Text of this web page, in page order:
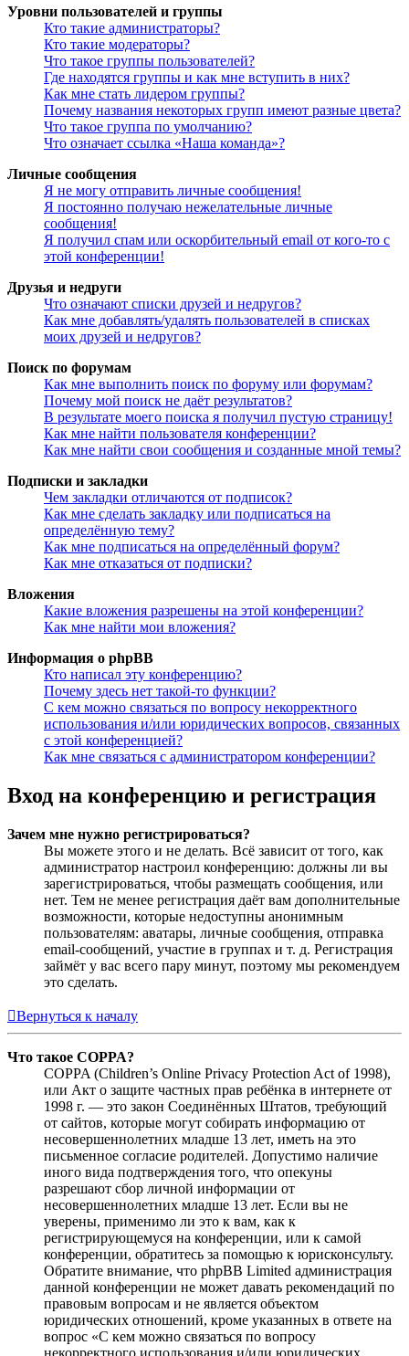
Уровни пользователей и группы
Кто такие администраторы?
Кто такие модераторы?
Что такое группы пользователей?
Где находятся группы и как мне вступить в них?
Как мне стать лидером группы?
Почему названия некоторых групп имеют разные цвета?
Что такое группа по умолчанию?
Что означает ссылка «Наша команда»?
Личные сообщения
Я не могу отправить личные сообщения!
Я постоянно получаю нежелательные личные
сообщения!
Я получил спам или оскорбительный email от кого-то с
этой конференции!
Друзья и недруги
Что означают списки друзей и недругов?
Как мне добавлять/удалять пользователей в списках
моих друзей и недругов?
Поиск по форумам
Как мне выполнить поиск по форуму или форумам?
Почему мой поиск не даёт результатов?
В результате моего поиска я получил пустую страницу!
Как мне найти пользователя конференции?
Как мне найти свои сообщения и созданные мной темы?
Подписки и закладки
Чем закладки отличаются от подписок?
Как мне сделать закладку или подписаться на
определённую тему?
Как мне подписаться на определённый форум?
Как мне отказаться от подписки?
Вложения
Какие вложения разрешены на этой конференции?
Как мне найти мои вложения?
Информация о phpBB
Кто написал эту конференцию?
Почему здесь нет такой-то функции?
С кем можно связаться по вопросу некорректного
использования и/или юридических вопросов, связанных
с этой конференцией?
Как мне связаться с администратором конференции?
Вход на конференцию и регистрация
Зачем мне нужно регистрироваться?
Вы можете этого и не делать. Всё зависит от того, как
администратор настроил конференцию: должны ли вы
зарегистрироваться, чтобы размещать сообщения, или
нет. Тем не менее регистрация даёт вам дополнительные
возможности, которые недоступны анонимным
пользователям: аватары, личные сообщения, отправка
email-сообщений, участие в группах и т. д. Регистрация
займёт у вас всего пару минут, поэтому мы рекомендуем
это сделать.
Вернуться к началу
Что такое COPPA?
COPPA (Children’s Online Privacy Protection Act of 1998),
или Акт о защите частных прав ребёнка в интернете от
1998 г. — это закон Соединённых Штатов, требующий
от сайтов, которые могут собирать информацию от
несовершеннолетних младше 13 лет, иметь на это
письменное согласие родителей. Допустимо наличие
иного вида подтверждения того, что опекуны
разрешают сбор личной информации от
несовершеннолетних младше 13 лет. Если вы не
уверены, применимо ли это к вам, как к
регистрирующемуся на конференции, или к самой
конференции, обратитесь за помощью к юрисконсульту.
Обратите внимание, что phpBB Limited администрация
данной конференции не может давать рекомендаций по
правовым вопросам и не является объектом
юридических отношений, кроме указанных в ответе на
вопрос «С кем можно связаться по вопросу
некорректного использования и/или юридических